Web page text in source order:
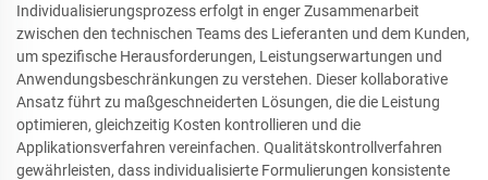
Individualisierungsprozess erfolgt in enger Zusammenarbeit
zwischen den technischen Teams des Lieferanten und dem Kunden,
um spezifische Herausforderungen, Leistungserwartungen und
Anwendungsbeschränkungen zu verstehen. Dieser kollaborative
Ansatz führt zu maßgeschneiderten Lösungen, die die Leistung
optimieren, gleichzeitig Kosten kontrollieren und die
Applikationsverfahren vereinfachen. Qualitätskontrollverfahren
gewährleisten, dass individualisierte Formulierungen konsistente